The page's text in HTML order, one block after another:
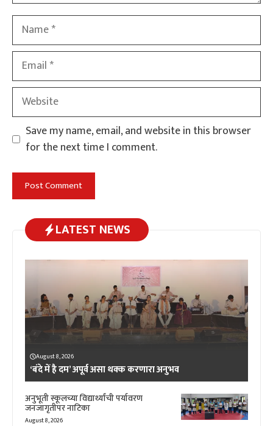
Name
Email
Website
Save my name, email, and website in this browser
for the next time I comment.
LATEST NEWS
August 8, 2026
‘बंदे में है दम’ अपूर्व असा थक्क करणारा अनुभव
अनुभूती स्कूलच्या विद्यार्थ्यांची पर्यावरण
जनजागृतीपर नाटिका
August 8, 2026